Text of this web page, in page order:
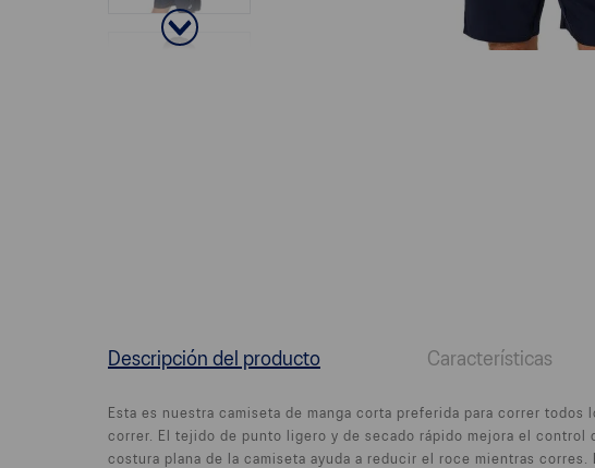
Descripción del producto Características
Esta es nuestra camiseta de manga corta preferida para correr
correr. El tejido de punto ligero y de secado rápido mejora el control
costura plana de la camiseta ayuda a reducir el roce mientras